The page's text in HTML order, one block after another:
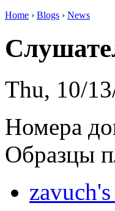
Home › Blogs › News
Thu, 10/
Номера
Образцы